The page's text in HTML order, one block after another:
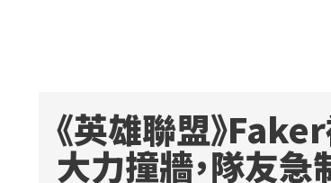
《英雄聯盟》
大力撞牆，隊友